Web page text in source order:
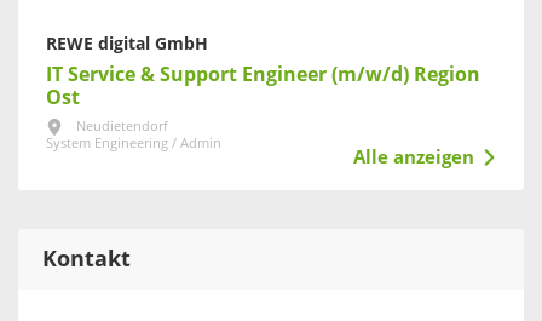
REWE digital GmbH
IT Service & Support Engineer (m/w/d) Region
Ost
Neudietendorf
System Engineering / Admin
Alle anzeigen
Kontakt